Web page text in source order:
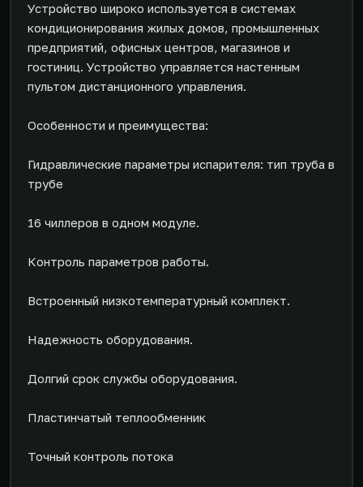
Устройство широко используется в системах
кондиционирования жилых домов, промышленных
предприятий, офисных центров, магазинов и
гостиниц. Устройство управляется настенным
пультом дистанционного управления.
Особенности и преимущества:
Гидравлические параметры испарителя: тип труба в
трубе
16 чиллеров в одном модуле.
Контроль параметров работы.
Встроенный низкотемпературный комплект.
Надежность оборудования.
Долгий срок службы оборудования.
Пластинчатый теплообменник
Точный контроль потока